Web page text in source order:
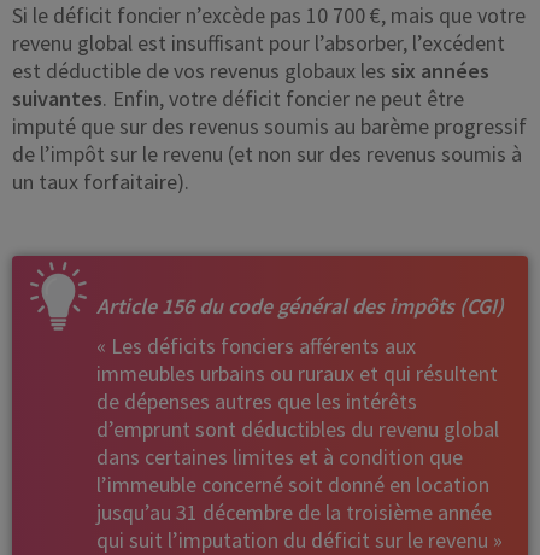
Si le déficit foncier n’excède pas 10 700 €, mais que votre
revenu global est insuffisant pour l’absorber, l’excédent
est déductible de vos revenus globaux les six années
suivantes. Enfin, votre déficit foncier ne peut être
imputé que sur des revenus soumis au barème progressif
de l’impôt sur le revenu (et non sur des revenus soumis à
un taux forfaitaire).
Article 156 du code général des impôts (CGI)
« Les déficits fonciers afférents aux
immeubles urbains ou ruraux et qui résultent
de dépenses autres que les intérêts
d’emprunt sont déductibles du revenu global
dans certaines limites et à condition que
l’immeuble concerné soit donné en location
jusqu’au 31 décembre de la troisième année
qui suit l’imputation du déficit sur le revenu »